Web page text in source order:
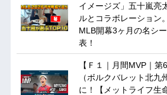
イメージズ」五十嵐亮
ルとコラボレーション
MLB開幕3ヶ月の名シ
表！
【Ｆ１｜月間MVP｜
（ボルクバレット北
に！【メットライフ生